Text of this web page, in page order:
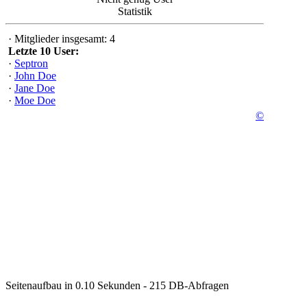
Statistik
· Mitglieder insgesamt: 4
Letzte 10 User:
· Septron
· John Doe
· Jane Doe
· Moe Doe
©
Seitenaufbau in 0.10 Sekunden - 215 DB-Abfragen